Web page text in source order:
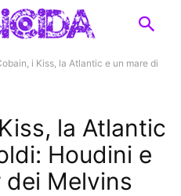
i Kiss, la Atlantic e un mare di
la Atlantic
Houdini e
dei Melvins